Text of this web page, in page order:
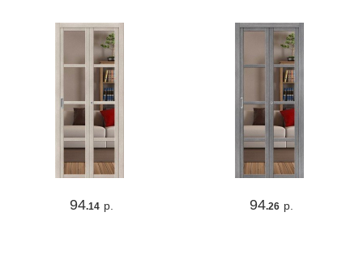
94.14 р. 94.26 р.